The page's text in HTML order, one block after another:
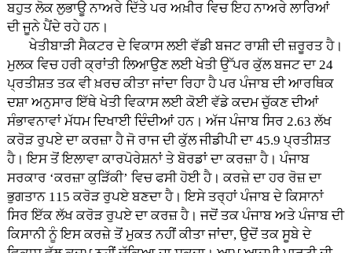
ਬਹੁਤ ਲੋਕ ਲੁਭਾਊ ਨਾਅਰੇ ਦਿੱਤੇ ਪਰ ਅਖ਼ੀਰ ਵਿਚ ਇਹ ਨਾਅਰੇ ਲਾਰਿਆਂ
ਦੀ ਜੂਨੇ ਪੈਂਦੇ ਰਹੇ ਹਨ।
ਖੇਤੀਬਾੜੀ ਸੈਕਟਰ ਦੇ ਵਿਕਾਸ ਲਈ ਵੱਡੀ ਬਜਟ ਰਾਸ਼ੀ ਦੀ ਜ਼ਰੂਰਤ ਹੈ।
ਮੁਲਕ ਵਿਚ ਹਰੀ ਕ੍ਰਾਂਤੀ ਲਿਆਉਣ ਲਈ ਖੇਤੀ ਉੱਪਰ ਕੁੱਲ ਬਜਟ ਦਾ 24
ਪ੍ਰਤੀਸ਼ਤ ਤਕ ਵੀ ਖ਼ਰਚ ਕੀਤਾ ਜਾਂਦਾ ਰਿਹਾ ਹੈ ਪਰ ਪੰਜਾਬ ਦੀ ਆਰਥਿਕ
ਦਸ਼ਾ ਅਨੁਸਾਰ ਇੱਥੇ ਖੇਤੀ ਵਿਕਾਸ ਲਈ ਕੋਈ ਵੱਡੇ ਕਦਮ ਚੁੱਕਣ ਦੀਆਂ
ਸੰਭਾਵਨਾਵਾਂ ਮੱਧਮ ਦਿਖਾਈ ਦਿੰਦੀਆਂ ਹਨ। ਅੱਜ ਪੰਜਾਬ ਸਿਰ 2.63 ਲੱਖ
ਕਰੋੜ ਰੁਪਏ ਦਾ ਕਰਜ਼ਾ ਹੈ ਜੋ ਰਾਜ ਦੀ ਕੁੱਲ ਜੀਡੀਪੀ ਦਾ 45.9 ਪ੍ਰਤੀਸ਼ਤ
ਹੈ। ਇਸ ਤੋਂ ਇਲਾਵਾ ਕਾਰਪੋਰੇਸ਼ਨਾਂ ਤੇ ਬੋਰਡਾਂ ਦਾ ਕਰਜ਼ਾ ਹੈ। ਪੰਜਾਬ
ਸਰਕਾਰ ‘ਕਰਜ਼ਾ ਕੁੜਿੱਕੀ’ ਵਿਚ ਫਸੀ ਹੋਈ ਹੈ। ਕਰਜ਼ੇ ਦਾ ਹਰ ਰੋਜ਼ ਦਾ
ਭੁਗਤਾਨ 115 ਕਰੋੜ ਰੁਪਏ ਬਣਦਾ ਹੈ। ਇਸੇ ਤਰ੍ਹਾਂ ਪੰਜਾਬ ਦੇ ਕਿਸਾਨਾਂ
ਸਿਰ ਇੱਕ ਲੱਖ ਕਰੋੜ ਰੁਪਏ ਦਾ ਕਰਜ਼ ਹੈ। ਜਦੋਂ ਤਕ ਪੰਜਾਬ ਅਤੇ ਪੰਜਾਬ ਦੀ
ਕਿਸਾਨੀ ਨੂੰ ਇਸ ਕਰਜ਼ੇ ਤੋਂ ਮੁਕਤ ਨਹੀਂ ਕੀਤਾ ਜਾਂਦਾ, ਉਦੋਂ ਤਕ ਸੂਬੇ ਦੇ